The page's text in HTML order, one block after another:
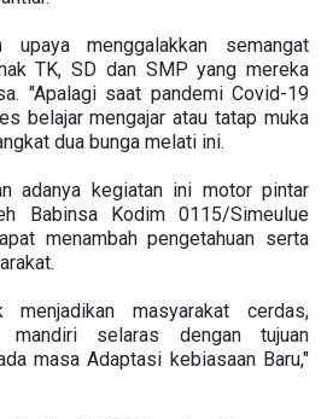
upaya menggalakkan semangat
TK, SD dan SMP yang mereka
"Apalagi saat pandemi Covid-19
belajar mengajar atau tatap muka
dua bunga melati ini.
adanya kegiatan ini motor pintar
Babinsa Kodim 0115/Simeulue
menambah pengetahuan serta
menjadikan masyarakat cerdas,
selaras dengan tujuan
masa Adaptasi kebiasaan Baru,"